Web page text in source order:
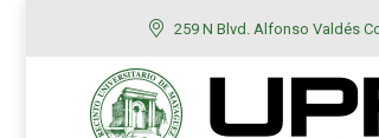
259 N Blvd. Alfonso Valdés
RUM